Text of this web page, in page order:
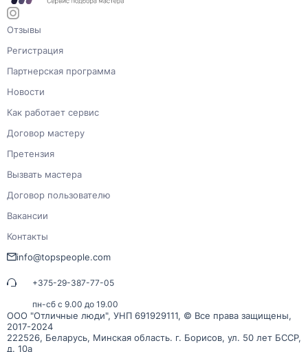
ООО "Отличные люди", УНП 691929111, © Все права защищены,
2017-2024
222526, Беларусь, Минская область. г. Борисов, ул. 50 лет БССР,
д. 10а
Отзывы
Регистрация
Партнерская программа
Новости
Как работает сервис
Договор мастеру
Претензия
Вызвать мастера
Договор пользователю
Вакансии
Контакты
info@topspeople.com
+375-29-387-77-05
пн-сб с 9.00 до 19.00